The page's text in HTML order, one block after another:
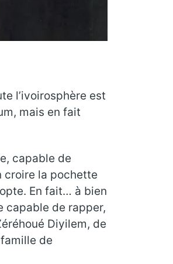
l’ivoirosphère est
mais en fait
capable de
croire la pochette
En fait… à bien
capable de rapper,
Diyilem, de
de